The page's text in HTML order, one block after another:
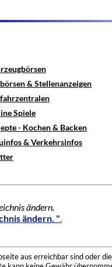
& Stellenanzeigen
Spiele
- Kochen & Backen
& Verkehrsinfos
ändern.
ändern. ".
aus erreichbar sind oder